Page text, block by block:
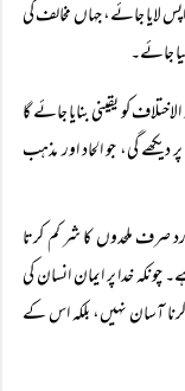
لایا جائے، جہاں مخالف کی
جائے۔
کو یقینی بنایا جائے گا
گی، جو الحاد اور مذہب
صرف ملحدوں کا شر کم کرتا
خدا پر ایمان انسان کی
آسان نہیں، بلکہ اس کے